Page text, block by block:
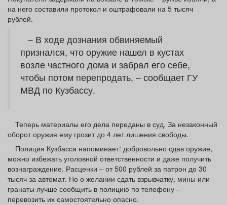
ТВ программа
на него составили протокол и оштрафовали на 5 тысяч
рублей.
– В ходе дознания обвиняемый
признался, что оружие нашел в кустах
возле частного дома и забрал его себе,
чтобы потом перепродать, – сообщает ГУ
МВД по Кузбассу.
Теперь материалы его дела переданы в суд. За незаконный
оборот оружия ему грозит до 4 лет лишения свободы.
Полиция Кузбасса напоминает: добровольно сдав оружие,
можно избежать уголовной ответственности и даже получить
вознаграждение. Расценки – от 500 рублей за патрон до 30
тысяч за автомат. Но о желании сдать взрывчатку, мины или
гранаты лучше сообщить в полицию по телефону –
перевозить их самостоятельно опасно.